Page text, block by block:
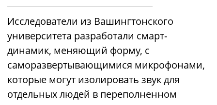
Исследователи из Вашингтонского
университета разработали смарт-
динамик, меняющий форму, с
саморазвертывающимися микрофонами,
которые могут изолировать звук для
отдельных людей в переполненном